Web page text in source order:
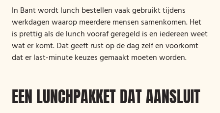
In Bant wordt lunch bestellen vaak gebruikt tijdens
werkdagen waarop meerdere mensen samenkomen. Het
is prettig als de lunch vooraf geregeld is en iedereen weet
wat er komt. Dat geeft rust op de dag zelf en voorkomt
dat er last-minute keuzes gemaakt moeten worden.
EEN LUNCHPAKKET DAT AANSLUIT